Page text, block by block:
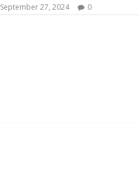
September 27, 2024 0